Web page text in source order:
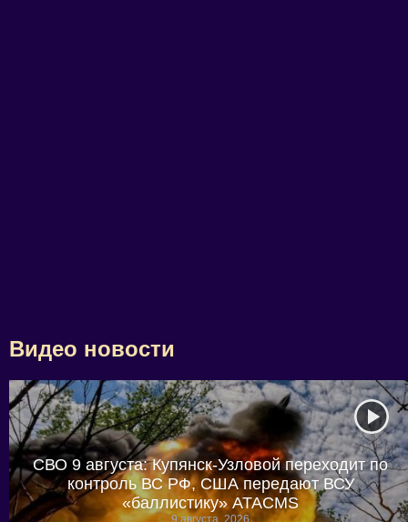
Видео новости
СВО 9 августа: Купянск-Узловой переходит по
контроль ВС РФ, США передают ВСУ
«баллистику» ATACMS
9 августа, 2026